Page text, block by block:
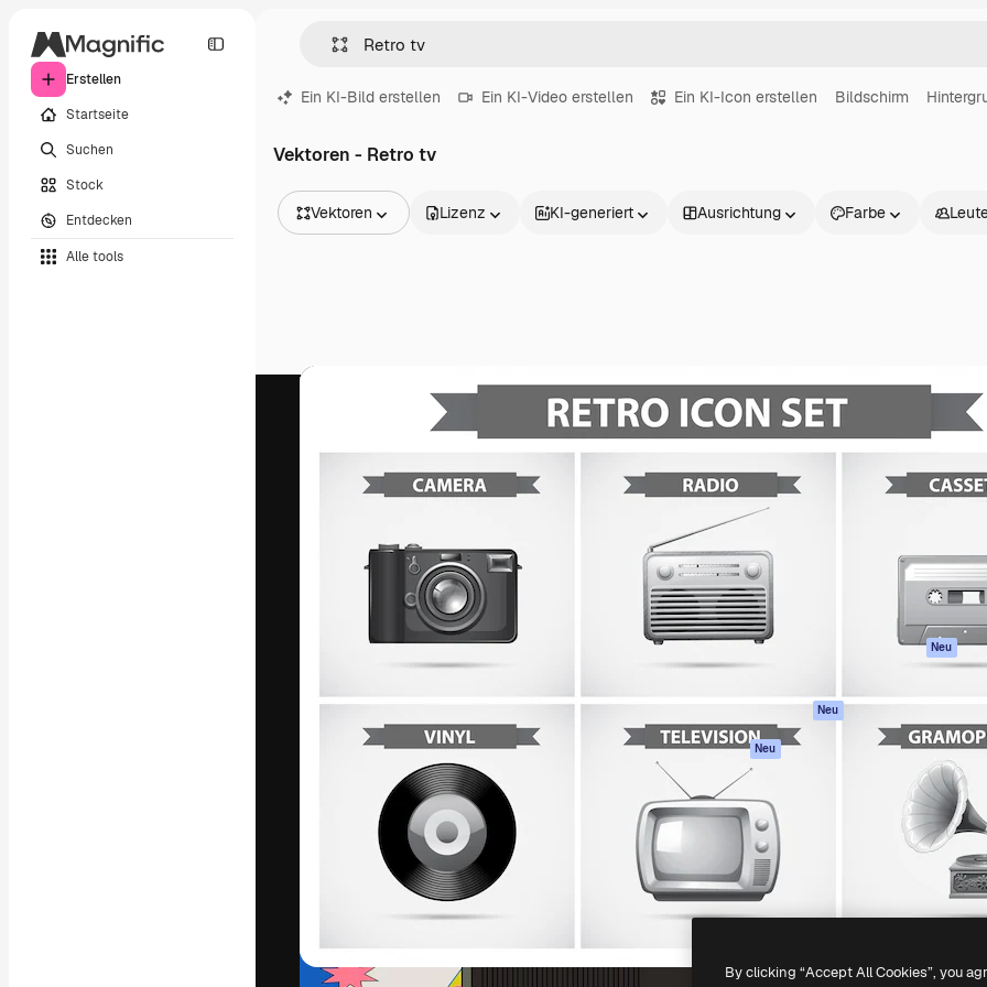
Erstellen
Startseite
Suchen
Stock
Entdecken
Alle tools
Ein KI-Bild erstellen Ein KI-Video erstellen Ein KI-Icon erstellen Bildschirm
Vektoren - Retro tv
Vektoren
Videos
Schriftarten
Lizenz KI-generiert Ausrichtung Farbe
Arbeit zu verwirklichen. Mehr als 1 Million
Abonnenten unter Kreativen, Unternehmen,
Agenturen und Studios.
Deutsch
Produkte
Spaces
KI-Assistent
KI-Bildgenerator
KI-Videogenerator
KI-
Stimmengenerator
Stock-Inhalte
Claude/ChatGPT
Neu
Agenten Neu
Mobile App
Alle Magnific-Tools
Loslegen
Support
Originale Neu
Cookie-Richtlinie
Vertrauenszentrum
Partner
Unternehmen
Copyright © 2010- Freepik Company S.L.U.Alle Rechte vorbehalten
By clicking “Accept All Cookies”, you